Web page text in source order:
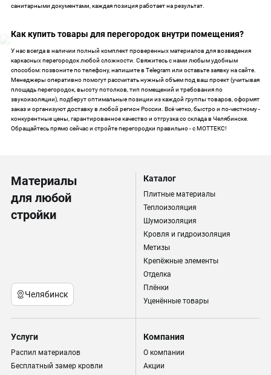
санитарными документами, каждая позиция работает на результат.
Как купить товары для перегородок внутри помещения?
У нас всегда в наличии полный комплект проверенных материалов для возведения
каркасных перегородок любой сложности. Свяжитесь с нами любым удобным
способом: позвоните по телефону, напишите в Telegram или оставьте заявку на сайте.
Менеджеры оперативно помогут рассчитать нужный объем под ваш проект (учитывая
площадь перегородок, высоту потолков, тип помещений и требования по
звукоизоляции), подберут оптимальные позиции из каждой группы товаров, оформят
заказ и организуют доставку в любой регион России. Всё четко, быстро и по-честному -
конкурентные цены, гарантированное качество и отгрузка со склада в Челябинске.
Обращайтесь прямо сейчас и стройте перегородки правильно - с МОТТЕКС!
Материалы
для любой
стройки
Челябинск
Каталог
Плитные материалы
Теплоизоляция
Шумоизоляция
Кровля и гидроизоляция
Метизы
Крепёжные элементы
Отделка
Плёнки
Уценённые товары
Услуги
Распил материалов
Бесплатный замер кровли
Компания
О компании
Акции